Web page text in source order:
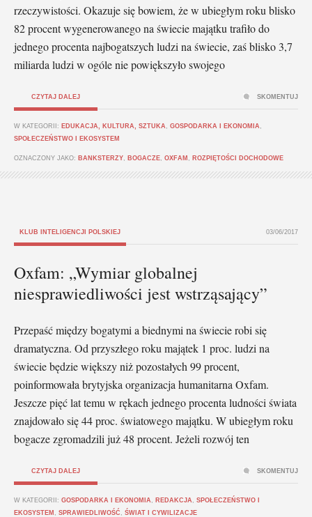
rzeczywistości. Okazuje się bowiem, że w ubiegłym roku blisko
82 procent wygenerowanego na świecie majątku trafiło do
jednego procenta najbogatszych ludzi na świecie, zaś blisko 3,7
miliarda ludzi w ogóle nie powiększyło swojego
CZYTAJ DALEJ
W KATEGORII: EDUKACJA, KULTURA, SZTUKA GOSPODARKA I EKONOMIA
SPOŁECZEŃSTWO I EKOSYSTEM
OZNACZONY JAKO: BANKSTERZY BOGACZE OXFAM ROZPIĘTOŚCI DOCHODOWE
SKOMENTUJ
KLUB INTELIGENCJI POLSKIEJ 03/06/2017
Oxfam: „Wymiar globalnej
niesprawiedliwości jest wstrząsający”
Przepaść między bogatymi a biednymi na świecie robi się
dramatyczna. Od przyszłego roku majątek 1 proc. ludzi na
świecie będzie większy niż pozostałych 99 procent,
poinformowała brytyjska organizacja humanitarna Oxfam.
Jeszcze pięć lat temu w rękach jednego procenta ludności świata
znajdowało się 44 proc. światowego majątku. W ubiegłym roku
bogacze zgromadzili już 48 procent. Jeżeli rozwój ten
CZYTAJ DALEJ
W KATEGORII: GOSPODARKA I EKONOMIA REDAKCJA
SPOŁECZEŃSTWO I
EKOSYSTEM
SPRAWIEDLIWOŚĆ ŚWIAT I CYWILIZACJE
SKOMENTUJ